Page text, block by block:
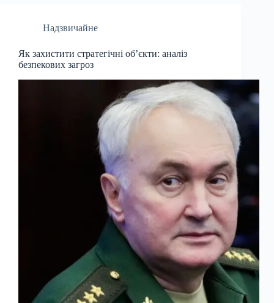
Надзвичайне
Як захистити стратегічні об’єкти: аналіз
безпекових загроз